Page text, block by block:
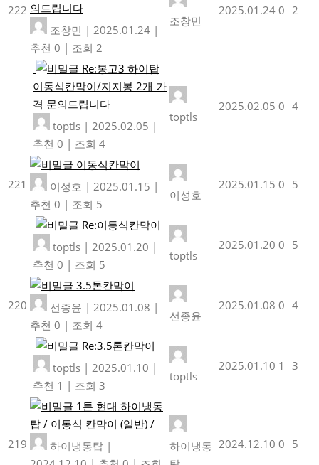
222 의드립니다
조창민 | 2025.01.24 |
추천 0 | 조회 2
조창민
2025.01.24 0 2
Re:봉고3 하이탑
이동식칸막이/지지봉 2개 가
격 문의드립니다
toptls | 2025.02.05 |
추천 0 | 조회 4
toptls
2025.02.05 0 4
221
이동식칸막이
이성호 | 2025.01.15 |
추천 0 | 조회 5
이성호
2025.01.15 0 5
Re:이동식칸막이
toptls | 2025.01.20 |
추천 0 | 조회 5
toptls
2025.01.20 0 5
220
3.5톤칸막이
선종윤 | 2025.01.08 |
추천 0 | 조회 4
선종윤
2025.01.08 0 4
Re:3.5톤칸막이
toptls | 2025.01.10 |
추천 1 | 조회 3
toptls
2025.01.10 1 3
219
1톤 현대 하이냉동
탑 / 이동식 칸막이 (일반) /
하이냉동탑 |
하이냉동 2024.12.10 0 5